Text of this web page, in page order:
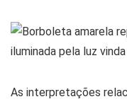
As interpretações